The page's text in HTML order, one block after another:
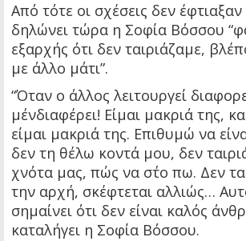
Από τότε οι σχέσεις δεν
δηλώνει τώρα η Σοφία Βόσσου
εξαρχής ότι δεν ταιριάζαμε,
με άλλο μάτι”.
“Όταν ο άλλος λειτουργεί
μ΄ενδιαφέρει! Είμαι μακριά της,
είμαι μακριά της. Επιθυμώ να
δεν τη θέλω κοντά μου, δεν
χνότα μας, πώς να σ΄το πω. Δεν
την αρχή, σκέφτεται αλλιώς…
σημαίνει ότι δεν είναι καλός
καταλήγει η Σοφία Βόσσου.